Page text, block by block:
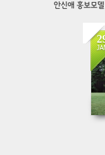
안신애 홍보모